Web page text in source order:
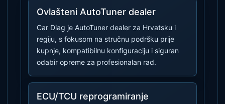
Ovlašteni AutoTuner dealer
Car Diag je AutoTuner dealer za Hrvatsku i
regiju, s fokusom na stručnu podršku prije
kupnje, kompatibilnu konfiguraciju i siguran
odabir opreme za profesionalan rad.
ECU/TCU reprogramiranje